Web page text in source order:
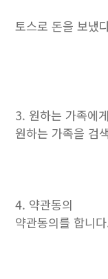
토스로 돈을 보냈
3. 원하는 가족에
원하는 가족을 검
4. 약관동의
약관동의를 합니